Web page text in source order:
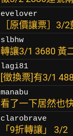
evelover
［原價讓票］3/
slbhw
轉讓3/1 3680 黃
lagi81
[徵換票]有3/1
manabu
看了一下居然也
clarobrave
「9折轉讓」 3/